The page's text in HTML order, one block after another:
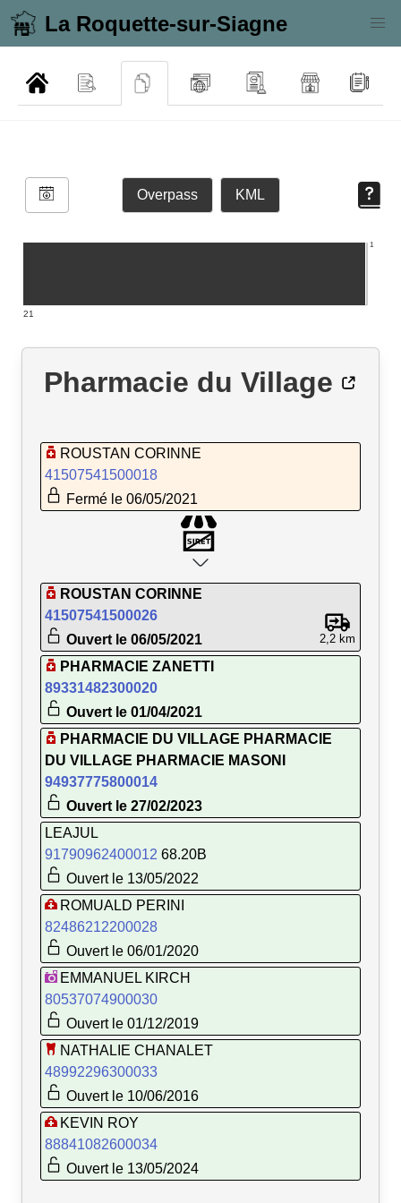
La Roquette-sur-Siagne
Overpass KML
1
21
Pharmacie du Village
ROUSTAN CORINNE
41507541500018
Fermé le 06/05/2021
ROUSTAN CORINNE
41507541500026
Ouvert le 06/05/2021
2,2 km
PHARMACIE ZANETTI
89331482300020
Ouvert le 01/04/2021
PHARMACIE DU VILLAGE PHARMACIE
DU VILLAGE PHARMACIE MASONI
94937775800014
Ouvert le 27/02/2023
LEAJUL
91790962400012 68.20B
Ouvert le 13/05/2022
ROMUALD PERINI
82486212200028
Ouvert le 06/01/2020
EMMANUEL KIRCH
80537074900030
Ouvert le 01/12/2019
NATHALIE CHANALET
48992296300033
Ouvert le 10/06/2016
KEVIN ROY
88841082600034
Ouvert le 13/05/2024